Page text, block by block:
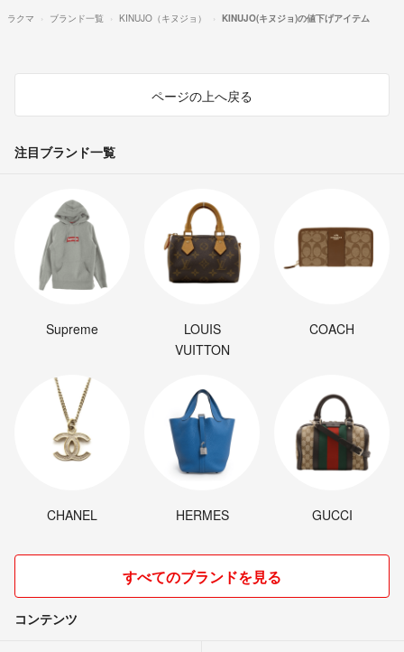
ラクマ ブランド一覧 KINUJO（キヌジョ） KINUJO(キヌジョ)の値下げアイテム
ページの上へ戻る
注目ブランド一覧
Supreme
LOUIS
VUITTON
COACH
CHANEL HERMES GUCCI
すべてのブランドを見る
コンテンツ